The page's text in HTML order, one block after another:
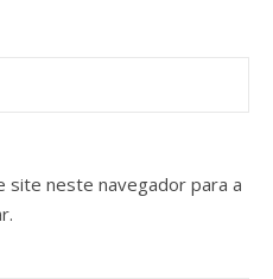
site neste navegador para a